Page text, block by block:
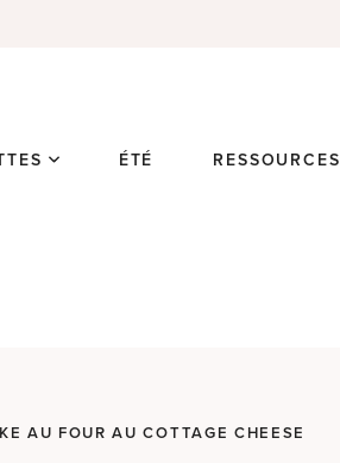
ÉTÉ RESSOURCES
AU FOUR AU COTTAGE CHEESE